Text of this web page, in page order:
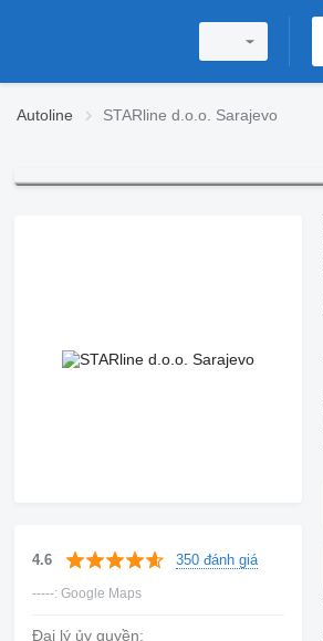
Autoline STARline d.o.o. Sarajevo
4.6 350 đánh giá
-----: Google Maps
Đại lý ủy quyền: